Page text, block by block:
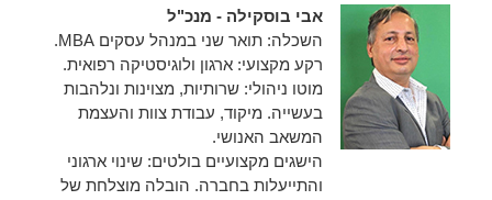
אבי בוסקילה - מנכ"ל
השכלה: תואר שני במנהל עסקים MBA.
רקע מקצועי: ארגון ולוגיסטיקה רפואית.
מוטו ניהולי: שרותיות, מצוינות ונלהבות
בעשייה. מיקוד, עבודת צוות והעצמת
המשאב האנושי.
הישגים מקצועיים בולטים: שינוי ארגוני
והתייעלות בחברה. הובלה מוצלחת של